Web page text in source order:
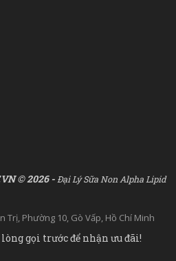
© 2026 -Đại Lý Sữa Non Alpha Lipid
Trị, Phường 10, Gò Vấp, Hồ Chí Minh
gọi trước để nhận ưu đãi!